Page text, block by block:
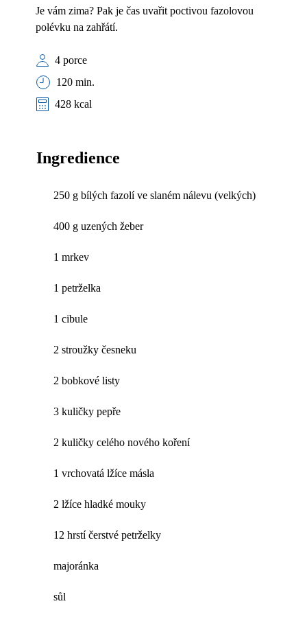
Je vám zima? Pak je čas uvařit poctivou fazolovou
polévku na zahřátí.
4 porce
120 min.
428 kcal
Ingredience
250 g bílých fazolí ve slaném nálevu (velkých)
400 g uzených žeber
1 mrkev
1 petrželka
1 cibule
2 stroužky česneku
2 bobkové listy
3 kuličky pepře
2 kuličky celého nového koření
1 vrchovatá lžíce másla
2 lžíce hladké mouky
12 hrstí čerstvé petrželky
majoránka
sůl